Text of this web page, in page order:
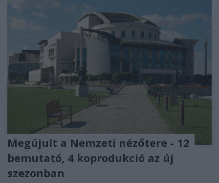
Megújult a Nemzeti nézőtere - 12
bemutató, 4 koprodukció az új
szezonban